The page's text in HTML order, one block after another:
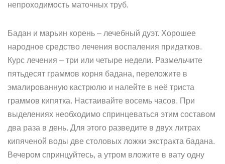
непроходимость маточных труб.
Бадан и марьин корень – лечебный дуэт. Хорошее
народное средство лечения воспаления придатков.
Курс лечения – три или четыре недели. Размельчите
пятьдесят граммов корня бадана, переложите в
эмалированную кастрюлю и налейте в неё триста
граммов кипятка. Настаивайте восемь часов. При
выделениях необходимо спринцеваться этим составом
два раза в день. Для этого разведите в двух литрах
кипяченой воды две столовых ложки экстракта бадана.
Вечером спринцуйтесь, а утром вложите в вату одну